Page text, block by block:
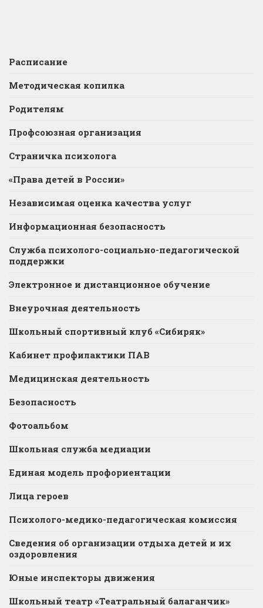
Расписание
Методическая копилка
Родителям
Профсоюзная организация
Страничка психолога
«Права детей в России»
Независимая оценка качества услуг
Информационная безопасность
Служба психолого-социально-педагогической
поддержки
Электронное и дистанционное обучение
Внеурочная деятельность
Школьный спортивный клуб «Сибиряк»
Кабинет профилактики ПАВ
Медицинская деятельность
Безопасность
Фотоальбом
Школьная служба медиации
Единая модель профориентации
Лица героев
Психолого-медико-педагогическая комиссия
Сведения об организации отдыха детей и их
оздоровления
Юные инспекторы движения
Школьный театр «Театральный балаганчик»